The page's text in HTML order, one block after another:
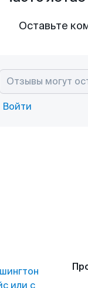
Оставьте
Войти
или с